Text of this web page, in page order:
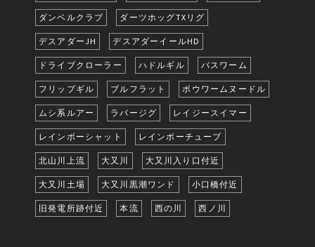
ダンベルクラブ ダーツホッグTXリグ
デスアダーJH デスアダーイールHD
ドライブクローラー ハドルギル バスワーム
フリップギル ブルフラット ボウワームヌードル
ムシ系ルアー ラバージグ レイジースイマー
レインボーシャット レインボーチューブ
北山川上流 大又川 大又川入り口付近
大又川土場 大又川黒潮ワンド 小口橋付近
旧発電所跡付近 本流 西の川 西ノ川